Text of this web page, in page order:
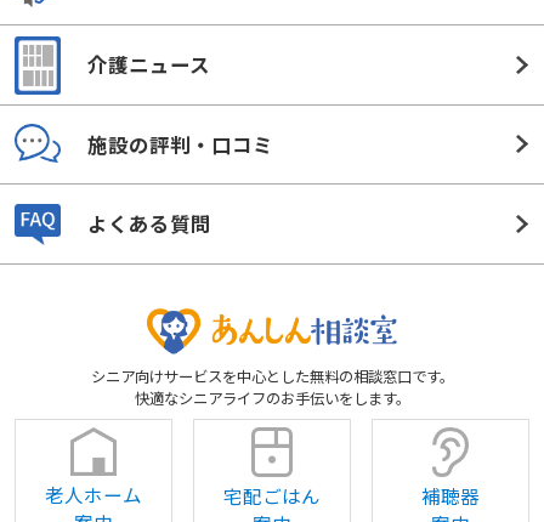
介護ニュース
施設の評判・口コミ
よくある質問
シニア向けサービスを中心とした無料の相談窓口です。
快適なシニアライフのお手伝いをします。
老人ホーム
宅配ごはん
補聴器